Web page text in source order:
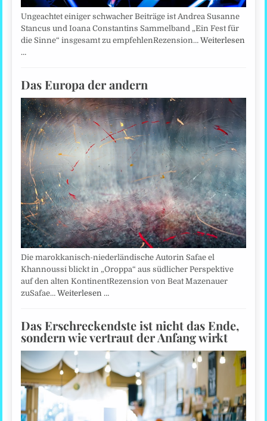
Ungeachtet einiger schwacher Beiträge ist Andrea Susanne
Stancus und Ioana Constantins Sammelband „Ein Fest für
die Sinne“ insgesamt zu empfehlenRezension…Weiterlesen
…
Das Europa der andern
Die marokkanisch-niederländische Autorin Safae el
Khannoussi blickt in „Oroppa“ aus südlicher Perspektive
auf den alten KontinentRezension von Beat Mazenauer
zuSafae…Weiterlesen …
Das Erschreckendste ist nicht das Ende,
sondern wie vertraut der Anfang wirkt